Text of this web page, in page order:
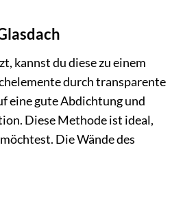
kannst du diese zu einem
durch transparente
eine gute Abdichtung und
Diese Methode ist ideal,
Die Wände des